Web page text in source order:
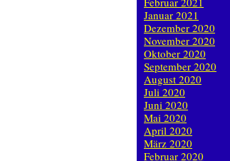
Januar 2021
Dezember 2020
November 2020
Oktober 2020
September 2020
August 2020
Juli 2020
Juni 2020
Mai 2020
April 2020
März 2020
Februar 2020